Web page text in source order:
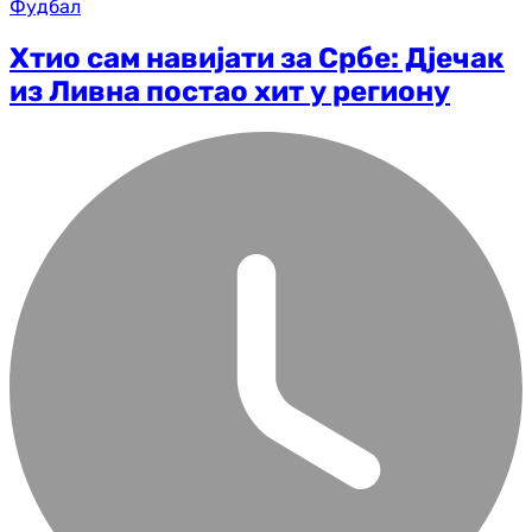
Фудбал
Хтио сам навијати за Србе: Дјечак
из Ливна постао хит у региону